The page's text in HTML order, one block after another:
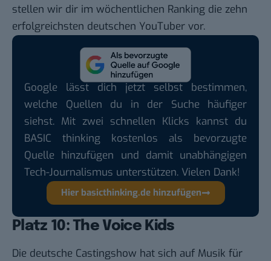
stellen wir dir im wöchentlichen Ranking die zehn
erfolgreichsten deutschen YouTuber vor.
Google lässt dich jetzt selbst bestimmen,
welche Quellen du in der Suche häufiger
siehst. Mit zwei schnellen Klicks kannst du
BASIC thinking kostenlos als bevorzugte
Quelle hinzufügen und damit unabhängigen
Tech-Journalismus unterstützen. Vielen Dank!
Hier basicthinking.de hinzufügen
Platz 10: The Voice Kids
Die deutsche Castingshow hat sich auf Musik für